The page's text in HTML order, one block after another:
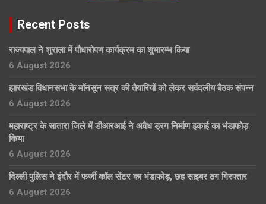
Recent Posts
राज्यपाल ने शुराला में पौधारोपण कार्यक्रम का शुभारम्भ किया
6 August 2026
झारखंड विधानसभा के मॉनसून सत्र की तैयारियों को लेकर सर्वदलीय बैठक संपन्न
6 August 2026
महाराष्ट्र के सातारा जिले में डीआरआई ने अवैध ड्रग निर्माण इकाई का भंडाफोड़
किया
6 August 2026
दिल्ली पुलिस ने इंदौर में फर्जी कॉल सेंटर का भंडाफोड़, छह साइबर ठग गिरफ्तार
6 August 2026